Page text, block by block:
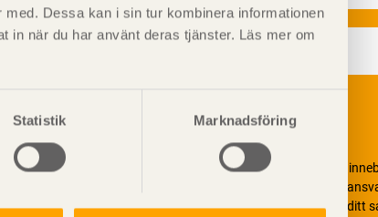
Dessa kan i sin tur kombinera informationen
in när du har använt deras tjänster. Läs mer om
Statistik Marknadsföring
Vi värnar om personlig integritet vilket
personuppgifter alltid hanteras på ett
Genom att klicka på skicka lämnar du ditt